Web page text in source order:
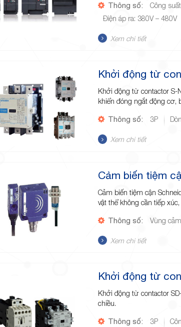
Thông số: Công
Điện áp ra: 380V – 480V
Xem chi tiết
Khởi động từ
Khởi động từ contactor S-
khiển đóng ngắt động cơ,
Thông số: 3P
Xem chi tiết
Cảm biến tiệm
Cảm biến tiệm cận
vật thể không cần tiếp
Thông số: Vùng
Xem chi tiết
Khởi động từ
Khởi động từ contactor
chiều.
Thông số: 3P